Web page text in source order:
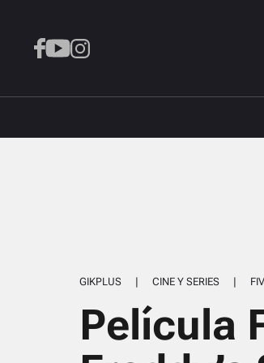
GIKPLUS | CINE Y SERIES |
Película